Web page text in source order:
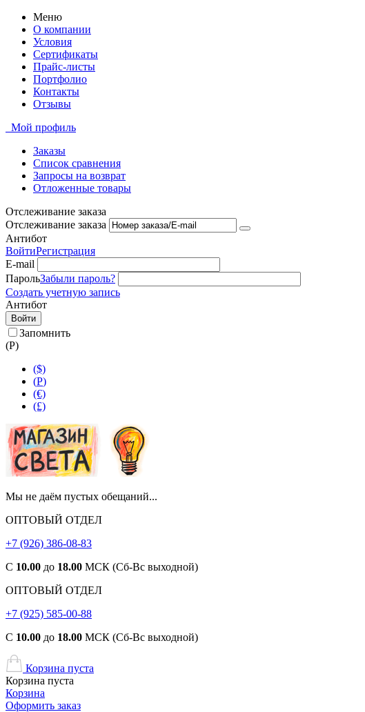
Меню
О компании
Условия
Сертификаты
Прайс-листы
Портфолио
Контакты
Отзывы
Мой профиль
Заказы
Список сравнения
Запросы на возврат
Отложенные товары
Отслеживание заказа
Отслеживание заказа
Антибот
ВойтиРегистрация
E-mail
ПарольЗабыли пароль?
Создать учетную запись
Антибот
Войти
Запомнить
(Р)
($)
(Р)
(€)
(£)
Мы не даём пустых обещаний...
ОПТОВЫЙ ОТДЕЛ
+7 (926) 386-08-83
С 10.00 до 18.00 МСК (Сб-Вс выходной)
ОПТОВЫЙ ОТДЕЛ
+7 (925) 585-00-88
С 10.00 до 18.00 МСК (Сб-Вс выходной)
Корзина пуста
Корзина пуста
Корзина
Оформить заказ